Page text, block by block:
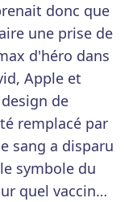
donc que
une prise de
d'héro dans
Apple et
de
remplacé par
sang a disparu
symbole du
quel vaccin…